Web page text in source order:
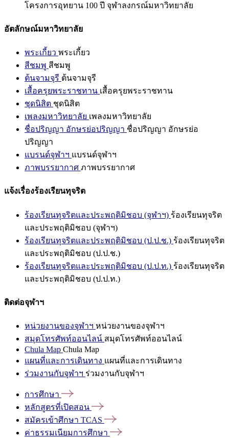
โครงการอุทยาน 100 ปี จุฬาลงกรณ์มหาวิทยาลัย
อัตลักษณ์มหาวิทยาลัย
พระเกี้ยว พระเกี้ยว
สีชมพู สีชมพู
ต้นจามจุรี ต้นจามจุรี
เสื้อครุยพระราชทาน เสื้อครุยพระราชทาน
ชุดนิสิต ชุดนิสิต
เพลงมหาวิทยาลัย เพลงมหาวิทยาลัย
ชื่อปริญญา อักษรย่อปริญญา ชื่อปริญญา อักษรย่อ
ปริญญา
แบรนด์จุฬาฯ แบรนด์จุฬาฯ
ภาพบรรยากาศ ภาพบรรยากาศ
แจ้งเรื่องร้องเรียนทุจริต
ร้องเรียนทุจริตและประพฤติมิชอบ (จุฬาฯ) ร้องเรียนทุจริต
และประพฤติมิชอบ (จุฬาฯ)
ร้องเรียนทุจริตและประพฤติมิชอบ (ป.ป.ช.) ร้องเรียนทุจริต
และประพฤติมิชอบ (ป.ป.ช.)
ร้องเรียนทุจริตและประพฤติมิชอบ (ป.ป.ท.) ร้องเรียนทุจริต
และประพฤติมิชอบ (ป.ป.ท.)
ติดต่อจุฬาฯ
หน่วยงานของจุฬาฯ หน่วยงานของจุฬาฯ
สมุดโทรศัพท์ออนไลน์ สมุดโทรศัพท์ออนไลน์
Chula Map Chula Map
แผนที่และการเดินทาง แผนที่และการเดินทาง
ร่วมงานกับจุฬาฯ ร่วมงานกับจุฬาฯ
การศึกษา
หลักสูตรที่เปิดสอน
สมัครเข้าศึกษา TCAS
ค่าธรรมเนียมการศึกษา